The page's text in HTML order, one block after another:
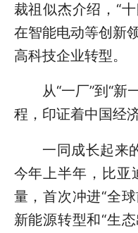
裁祖似杰介绍，“
在智能电动等创新
高科技企业转型。
从“一厂”到“新
程，印证着中国经
一同成长起来的
今年上半年，比亚
量，首次冲进“全
新能源转型和“生